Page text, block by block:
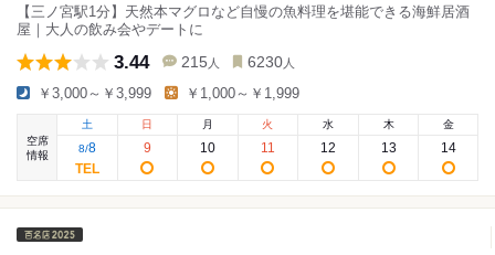
【三ノ宮駅1分】天然本マグロなど自慢の魚料理を堪能できる海鮮居酒
屋｜大人の飲み会やデートに
3.44 215 人 6230 人
￥3,000～￥3,999 ￥1,000～￥1,999
空席
情報
土
8/8
日
9
月
10
火
11
水
12
木
13
金
14